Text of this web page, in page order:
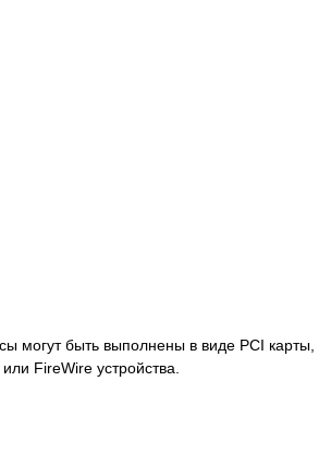
могут быть выполнены в виде PCI карты,
FireWire устройства.